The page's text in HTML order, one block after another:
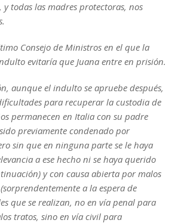
y todas las madres protectoras, nos
Consejo de Ministros en el que la
evitaría que Juana entre en prisión.
aunque el indulto se apruebe después,
para recuperar la custodia de
permanecen en Italia con su padre
previamente condenado por
sin que en ninguna parte se le haya
a ese hecho ni se haya querido
y con causa abierta por malos
a la espera de
que se realizan, no en vía penal para
tratos, sino en vía civil para